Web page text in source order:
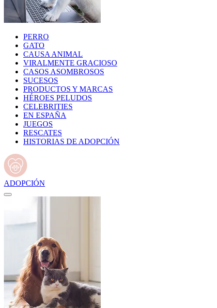
PERRO
GATO
CAUSA ANIMAL
VIRALMENTE GRACIOSO
CASOS ASOMBROSOS
SUCESOS
PRODUCTOS Y MARCAS
HÉROES PELUDOS
CELEBRITIES
EN ESPAÑA
JUEGOS
RESCATES
HISTORIAS DE ADOPCIÓN
ADOPCIÓN